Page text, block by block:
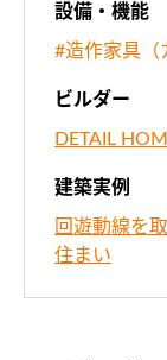
設備・機能
#造作家具（
ビルダー
DETAIL
建築実例
回遊動線を
住まい